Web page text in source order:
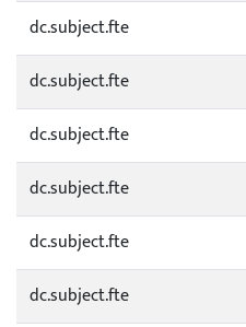
dc.subject.fte
dc.subject.fte
dc.subject.fte
dc.subject.fte
dc.subject.fte
dc.subject.fte